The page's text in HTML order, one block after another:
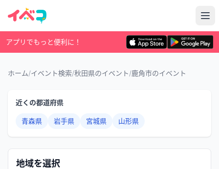
アプリでもっと便利に！
ホーム/イベント検索/秋田県のイベント/鹿角市のイベント
近くの都道府県
青森県 岩手県 宮城県 山形県
地域を選択